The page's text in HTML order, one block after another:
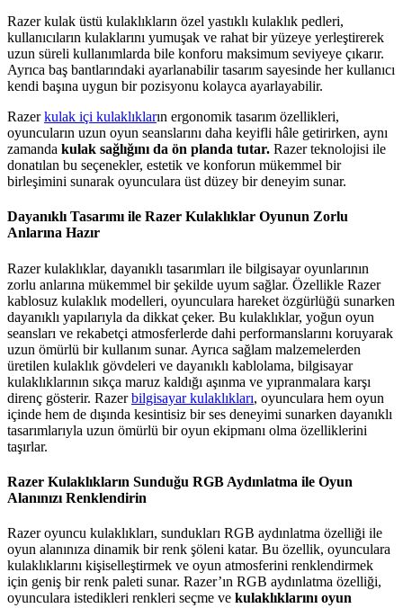
Razer kulak üstü kulaklıkların özel yastıklı kulaklık pedleri,
kullanıcıların kulaklarını yumuşak ve rahat bir yüzeye yerleştirerek
uzun süreli kullanımlarda bile konforu maksimum seviyeye çıkarır.
Ayrıca baş bantlarındaki ayarlanabilir tasarım sayesinde her kullanıcı
kendi başına uygun bir pozisyonu kolayca ayarlayabilir.
Razerkulak içi kulaklıkların ergonomik tasarım özellikleri,
oyuncuların uzun oyun seanslarını daha keyifli hâle getirirken, aynı
zamanda kulak sağlığını da ön planda tutar. Razer teknolojisi ile
donatılan bu seçenekler, estetik ve konforun mükemmel bir
birleşimini sunarak oyunculara üst düzey bir deneyim sunar.
Dayanıklı Tasarımı ile Razer Kulaklıklar Oyunun Zorlu
Anlarına Hazır
Razer kulaklıklar, dayanıklı tasarımları ile bilgisayar oyunlarının
zorlu anlarına mükemmel bir şekilde uyum sağlar. Özellikle Razer
kablosuz kulaklık modelleri, oyunculara hareket özgürlüğü sunarken
dayanıklı yapılarıyla da dikkat çeker. Bu kulaklıklar, yoğun oyun
seansları ve rekabetçi atmosferlerde dahi performanslarını koruyarak
uzun ömürlü bir kullanım sunar. Ayrıca sağlam malzemelerden
üretilen kulaklık gövdeleri ve dayanıklı kablolama, bilgisayar
kulaklıklarının sıkça maruz kaldığı aşınma ve yıpranmalara karşı
direnç gösterir. Razerbilgisayar kulaklıkları, oyunculara hem oyun
içinde hem de dışında kesintisiz bir ses deneyimi sunarken dayanıklı
tasarımlarıyla uzun ömürlü bir oyun ekipmanı olma özelliklerini
taşırlar.
Razer Kulaklıkların Sunduğu RGB Aydınlatma ile Oyun
Alanınızı Renklendirin
Razer oyuncu kulaklıkları, sundukları RGB aydınlatma özelliği ile
oyun alanınıza dinamik bir renk şöleni katar. Bu özellik, oyunculara
kulaklıklarını kişiselleştirmek ve oyun atmosferini renklendirmek
için geniş bir renk paleti sunar. Razer’ın RGB aydınlatma özelliği,
oyunculara istedikleri renkleri seçme ve kulaklıklarını oyun